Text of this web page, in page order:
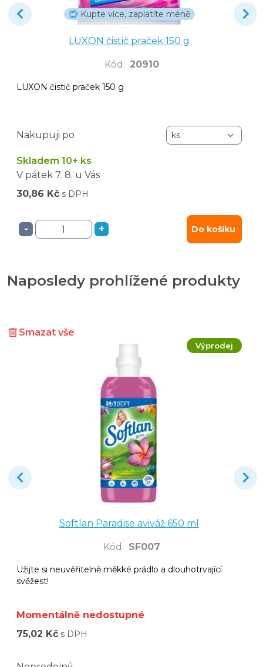
Kupte více, zaplatíte méně
LUXON čistič praček 150 g
Kód : 20910
LUXON čistič praček 150 g
Nakupuji po
Skladem 10+ ks
V pátek 7. 8. u Vás
30,86 Kč s DPH
- + Do košíku
Naposledy prohlížené produkty
Smazat vše
Výprodej
Softlan Paradise aviváž 650 ml
Kód : SF007
Užijte si neuvěřitelně měkké prádlo a dlouhotrvající
svěžest!
Momentálně nedostupné
75,02 Kč s DPH